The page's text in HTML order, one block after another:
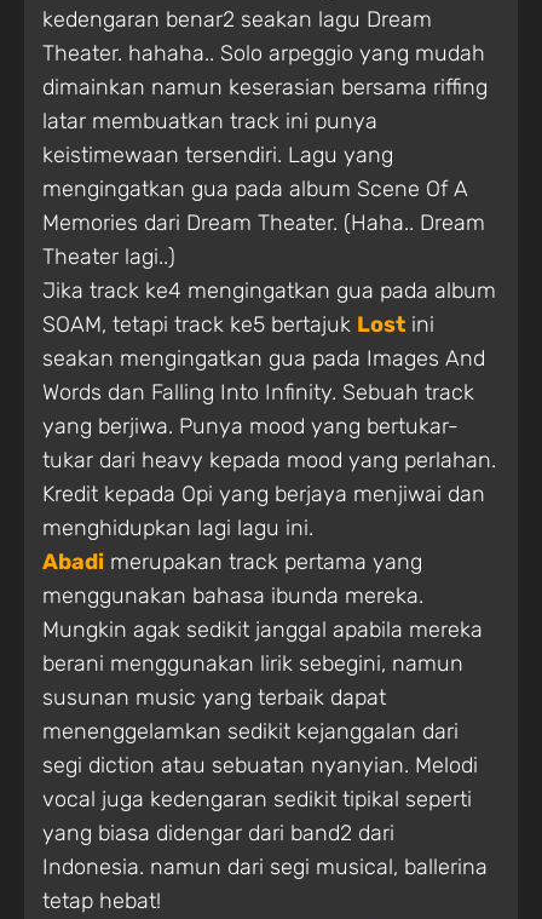
kedengaran benar2 seakan lagu Dream
Theater. hahaha.. Solo arpeggio yang mudah
dimainkan namun keserasian bersama riffing
latar membuatkan track ini punya
keistimewaan tersendiri. Lagu yang
mengingatkan gua pada album Scene Of A
Memories dari Dream Theater. (Haha.. Dream
Theater lagi..)
Jika track ke4 mengingatkan gua pada album
SOAM, tetapi track ke5 bertajuk Lost ini
seakan mengingatkan gua pada Images And
Words dan Falling Into Infinity. Sebuah track
yang berjiwa. Punya mood yang bertukar-
tukar dari heavy kepada mood yang perlahan.
Kredit kepada Opi yang berjaya menjiwai dan
menghidupkan lagi lagu ini.
Abadi merupakan track pertama yang
menggunakan bahasa ibunda mereka.
Mungkin agak sedikit janggal apabila mereka
berani menggunakan lirik sebegini, namun
susunan music yang terbaik dapat
menenggelamkan sedikit kejanggalan dari
segi diction atau sebuatan nyanyian. Melodi
vocal juga kedengaran sedikit tipikal seperti
yang biasa didengar dari band2 dari
Indonesia. namun dari segi musical, ballerina
tetap hebat!